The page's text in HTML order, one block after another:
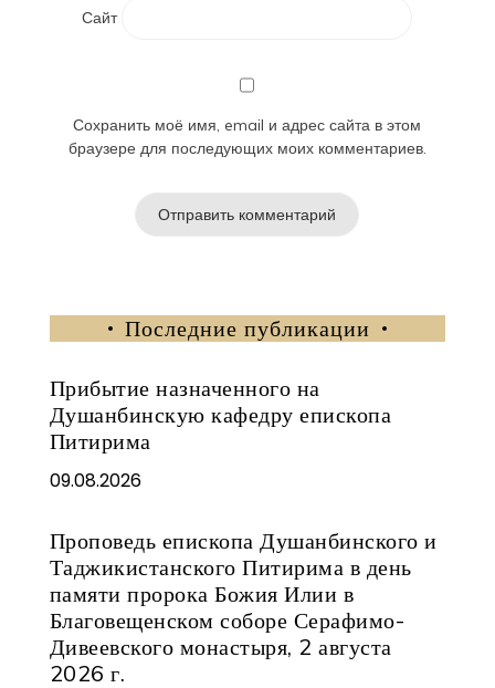
Сайт
Сохранить моё имя, email и адрес сайта в этом
браузере для последующих моих комментариев.
Последние публикации
Прибытие назначенного на
Душанбинскую кафедру епископа
Питирима
09.08.2026
Проповедь епископа Душанбинского и
Таджикистанского Питирима в день
памяти пророка Божия Илии в
Благовещенском соборе Серафимо-
Дивеевского монастыря, 2 августа
2026 г.